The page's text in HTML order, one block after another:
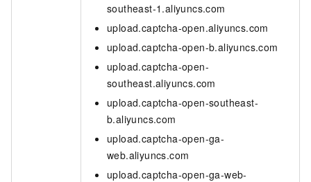
southeast-1.aliyuncs.com
upload.captcha-open.aliyuncs.com
upload.captcha-open-b.aliyuncs.com
upload.captcha-open-
southeast.aliyuncs.com
upload.captcha-open-southeast-
b.aliyuncs.com
upload.captcha-open-ga-
web.aliyuncs.com
upload.captcha-open-ga-web-